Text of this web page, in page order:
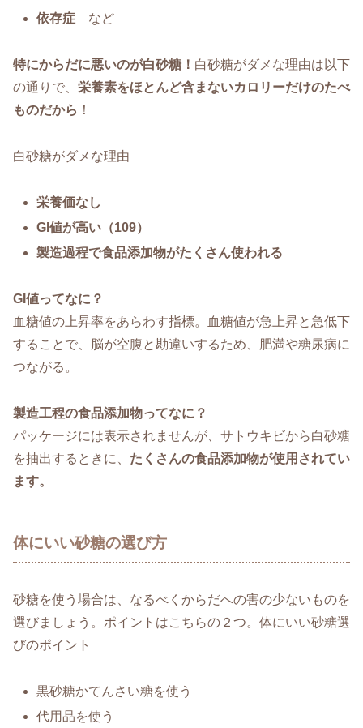
依存症 など
特にからだに悪いのが白砂糖！ 白砂糖がダメな理由は以下
の通りで、 栄養素をほとんど含まないカロリーだけのたべ
ものだから ！
白砂糖がダメな理由
栄養価なし
GI値が高い（109）
製造過程で食品添加物がたくさん使われる
GI値ってなに？
血糖値の上昇率をあらわす指標。血糖値が急上昇と急低下
することで、脳が空腹と勘違いするため、肥満や糖尿病に
つながる。
製造工程の食品添加物ってなに？
パッケージには表示されませんが、サトウキビから白砂糖
を抽出するときに、 たくさんの食品添加物が使用されてい
ます。
体にいい砂糖の選び方
砂糖を使う場合は、なるべくからだへの害の少ないものを
選びましょう。ポイントはこちらの２つ。体にいい砂糖選
びのポイント
黒砂糖かてんさい糖を使う
代用品を使う